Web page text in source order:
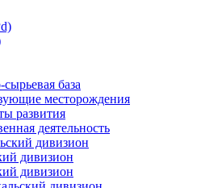
база
месторождения
развития
деятельность
дивизион
дивизион
дивизион